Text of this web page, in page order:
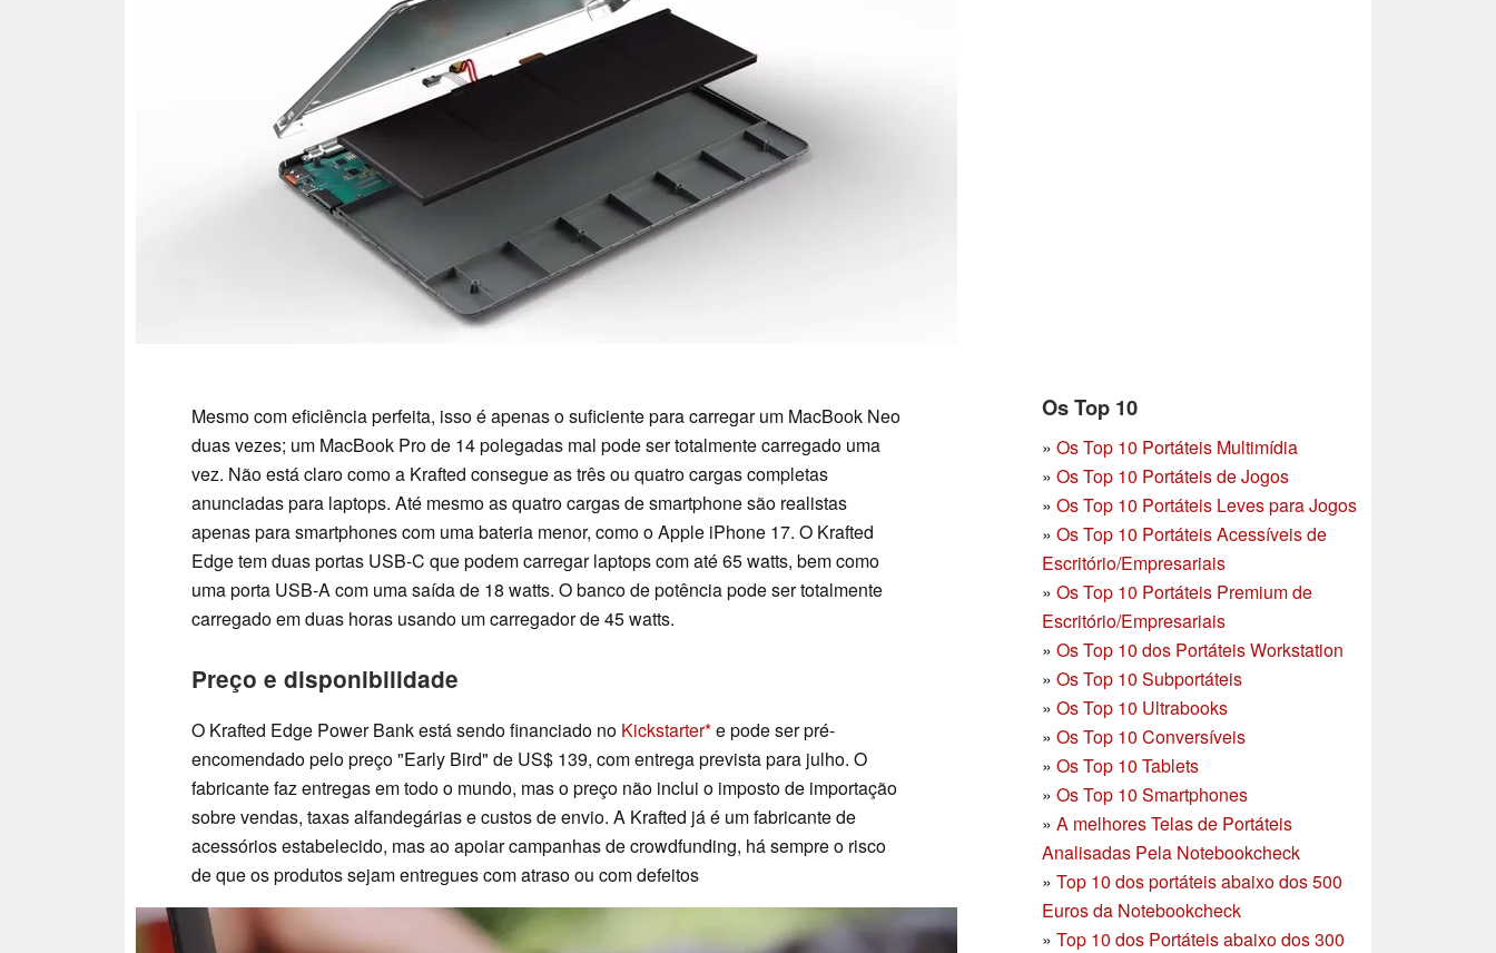
Os Top 10
» Os Top 10 Portáteis Multimídia
» Os Top 10 Portáteis de Jogos
» Os Top 10 Portáteis Leves para Jogos
» Os Top 10 Portáteis Acessíveis de
Escritório/Empresariais
» Os Top 10 Portáteis Premium de
Escritório/Empresariais
» Os Top 10 dos Portáteis Workstation
» Os Top 10 Subportáteis
» Os Top 10 Ultrabooks
» Os Top 10 Conversíveis
» Os Top 10 Tablets
» Os Top 10 Smartphones
» A melhores Telas de Portáteis
Analisadas Pela Notebookcheck
» Top 10 dos portáteis abaixo dos 500
Euros da Notebookcheck
» Top 10 dos Portáteis abaixo dos 300
Mesmo com eficiência perfeita, isso é apenas o suficiente para carregar um MacBook Neo
duas vezes; um MacBook Pro de 14 polegadas mal pode ser totalmente carregado uma
vez. Não está claro como a Krafted consegue as três ou quatro cargas completas
anunciadas para laptops. Até mesmo as quatro cargas de smartphone são realistas
apenas para smartphones com uma bateria menor, como o Apple iPhone 17. O Krafted
Edge tem duas portas USB-C que podem carregar laptops com até 65 watts, bem como
uma porta USB-A com uma saída de 18 watts. O banco de potência pode ser totalmente
carregado em duas horas usando um carregador de 45 watts.
Preço e disponibilidade
O Krafted Edge Power Bank está sendo financiado no Kickstarter e pode ser pré-
encomendado pelo preço "Early Bird" de US$ 139, com entrega prevista para julho. O
fabricante faz entregas em todo o mundo, mas o preço não inclui o imposto de importação
sobre vendas, taxas alfandegárias e custos de envio. A Krafted já é um fabricante de
acessórios estabelecido, mas ao apoiar campanhas de crowdfunding, há sempre o risco
de que os produtos sejam entregues com atraso ou com defeitos